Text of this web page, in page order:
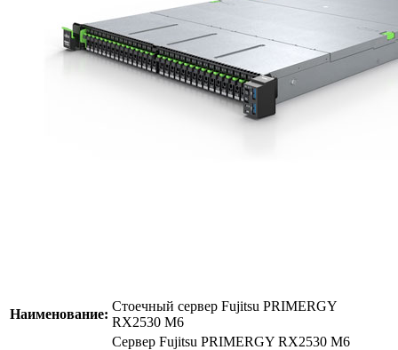
Наименование:
Стоечный сервер Fujitsu PRIMERGY
RX2530 M6
Сервер Fujitsu PRIMERGY RX2530 M6